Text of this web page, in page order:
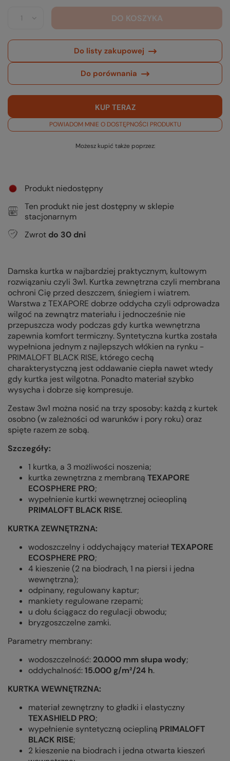
DO KOSZYKA
Do listy zakupowej
Do porównania
KUP TERAZ
POWIADOM MNIE O DOSTĘPNOŚCI PRODUKTU
Możesz kupić także poprzez:
Produkt niedostępny
Ten produkt nie jest dostępny w sklepie
stacjonarnym
Zwrot do 30 dni
Damska kurtka w najbardziej praktycznym, kultowym
rozwiązaniu czyli 3w1. Kurtka zewnętrzna czyli membrana
ochroni Cię przed deszczem, śniegiem i wiatrem.
Warstwa z TEXAPORE dobrze oddycha czyli odprowadza
wilgoć na zewnątrz materiału i jednocześnie nie
przepuszcza wody podczas gdy kurtka wewnętrzna
zapewnia komfort termiczny. Syntetyczna kurtka została
wypełniona jednym z najlepszych włókien na rynku -
PRIMALOFT BLACK RISE, którego cechą
charakterystyczną jest oddawanie ciepła nawet wtedy
gdy kurtka jest wilgotna. Ponadto materiał szybko
wysycha i dobrze się kompresuje.
Zestaw 3w1 można nosić na trzy sposoby: każdą z kurtek
osobno (w zależności od warunków i pory roku) oraz
spięte razem ze sobą.
Szczegóły:
1 kurtka, a 3 możliwości noszenia;
kurtka zewnętrzna z membraną TEXAPORE
ECOSPHERE PRO;
wypełnienie kurtki wewnętrznej ocieopliną
PRIMALOFT BLACK RISE.
KURTKA ZEWNĘTRZNA:
wodoszczelny i oddychający materiałTEXAPORE
ECOSPHERE PRO;
4 kieszenie (2 na biodrach, 1 na piersi i jedna
wewnętrzna);
odpinany, regulowany kaptur;
mankiety regulowane rzepami;
u dołu ściągacz do regulacji obwodu;
bryzgoszczelne zamki.
Parametry membrany:
wodoszczelność: 20.000 mm słupa wody;
oddychalność:15.000 g/m²/24 h.
KURTKA WEWNĘTRZNA:
materiał zewnętrzny to gładki i elastyczny
TEXASHIELD PRO;
wypełnienie syntetyczną ociepliną PRIMALOFT
BLACK RISE;
2 kieszenie na biodrach i jedna otwarta kieszeń